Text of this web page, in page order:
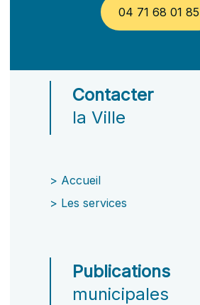
04 71 68 01 85
Contacter
la Ville
> Accueil
> Les services
Publications
municipales